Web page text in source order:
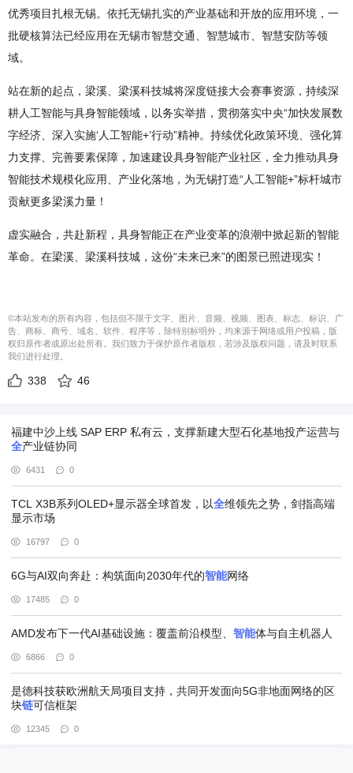
优秀项目扎根无锡。依托无锡扎实的产业基础和开放的应用环境，一
批硬核算法已经应用在无锡市智慧交通、智慧城市、智慧安防等领
域。
站在新的起点，梁溪、梁溪科技城将深度链接大会赛事资源，持续深
耕人工智能与具身智能领域，以务实举措，贯彻落实中央“加快发展数
字经济、深入实施‘人工智能+’行动”精神。持续优化政策环境、强化算
力支撑、完善要素保障，加速建设具身智能产业社区，全力推动具身
智能技术规模化应用、产业化落地，为无锡打造“人工智能+”标杆城市
贡献更多梁溪力量！
虚实融合，共赴新程，具身智能正在产业变革的浪潮中掀起新的智能
革命。在梁溪、梁溪科技城，这份“未来已来”的图景已照进现实！
©本站发布的所有内容，包括但不限于文字、图片、音频、视频、图表、标志、标识、广
告、商标、商号、域名、软件、程序等，除特别标明外，均来源于网络或用户投稿，版
权归原作者或原出处所有。我们致力于保护原作者版权，若涉及版权问题，请及时联系
我们进行处理。
338 46
福建中沙上线 SAP ERP 私有云，支撑新建大型石化基地投产运营与
全产业链协同
6431 0
TCL X3B系列OLED+显示器全球首发，以全维领先之势，剑指高端
显示市场
16797 0
6G与AI双向奔赴：构筑面向2030年代的智能网络
17485 0
AMD发布下一代AI基础设施：覆盖前沿模型、 智能体与自主机器人
6866 0
是德科技获欧洲航天局项目支持，共同开发面向5G非地面网络的区
块链可信框架
12345 0